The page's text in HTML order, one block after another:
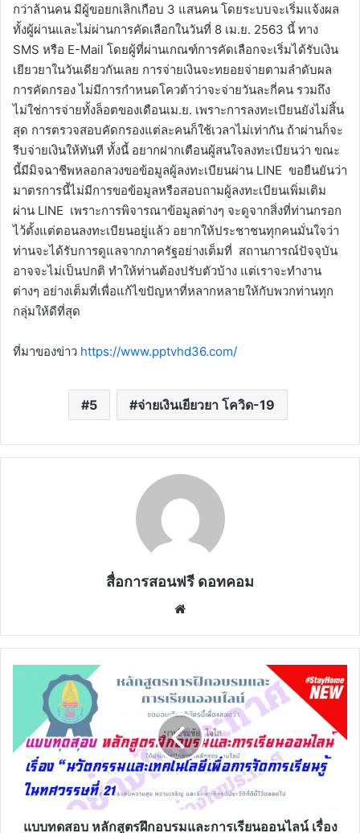
กว่าล้านคน มีผู้ขอยกเลิกเกือบ 3 แสนคน โดยระบบจะเริ่มแจ้งผล
ทั้งผู้ผ่านและไม่ผ่านการคัดเลือกในวันที่ 8 เม.ย. 2563 นี้ ทาง
SMS หรือ E-Mail โดยผู้ที่ผ่านเกณฑ์การคัดเลือกจะเริ่มได้รับเงิน
เยียวยาในวันเดียวกันเลย การจ่ายเงินจะทยอยจ่ายตามลำดับผล
การคัดกรอง ไม่มีการกำหนดโควต้าว่าจะจ่ายวันละกี่คน รวมถึง
ไม่ใช่การจ่ายทั้งล็อตของเดือนเม.ย. เพราะการลงทะเบียนยังไม่สิ้น
สุด การตรวจสอบคัดกรองแต่ละคนก็ใช้เวลาไม่เท่ากัน ถ้าผ่านก็จะ
รีบจ่ายเงินให้ทันที ทั้งนี้ อยากฝากเตือนผู้สนใจลงทะเบียนว่า ขณะ
นี้มีมิจฉาชีพหลอกลวงขอข้อมูลผู้ลงทะเบียนผ่าน LINE ขอยืนยันว่า
มาตรการนี้ไม่มีการขอข้อมูลหรือสอบถามผู้ลงทะเบียนเพิ่มเติม
ผ่าน LINE เพราะการพิจารณาข้อมูลต่างๆ จะดูจากสิ่งที่ท่านกรอก
ไว้ตั้งแต่ตอนลงทะเบียนอยู่แล้ว อยากให้ประชาชนทุกคนมั่นใจว่า
ท่านจะได้รับการดูแลจากภาครัฐอย่างเต็มที่ สถานการณ์ปัจจุบัน
อาจจะไม่เป็นปกติ ทำให้ท่านต้องปรับตัวบ้าง แต่เราจะทำงาน
ต่างๆ อย่างเต็มที่เพื่อแก้ไขปัญหาที่หลากหลายให้กับพวกท่านทุก
กลุ่มให้ดีที่สุด
ที่มาของข่าว https://www.pptvhd36.com/
5 จ่ายเงินเยียวยา โควิด-19
สื่อการสอนฟรี ดอทคอม
ทดสอบ
หลักสูตร
อบรม
และ
การ
เรียน
เรื่องแบบทดสอบ หลักสูตรฝึกอบรมและการเรียนออนไลน์ เรื่อง